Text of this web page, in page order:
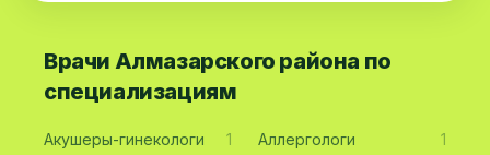
Врачи Алмазарского района по
специализациям
Акушеры-гинекологи 1 Аллергологи 1